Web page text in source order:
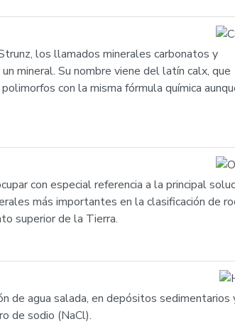
los llamados minerales carbonatos y
mineral. Su nombre viene del latín calx, que
con la misma fórmula química
con especial referencia a la principal
más importantes en la clasificación de
superior de la Tierra.
de agua salada, en depósitos sedimentarios
de sodio (NaCl).